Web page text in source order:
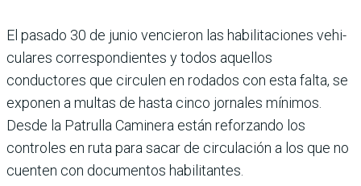
El pasado 30 de junio vencie­ron las habilitaciones vehi­
culares correspondientes y todos aquellos
conductores que circulen en rodados con esta falta, se
exponen a mul­tas de hasta cinco jornales mínimos.
Desde la Patrulla Caminera están reforzando los
controles en ruta para sacar de circulación a los que no
cuenten con documentos habilitantes.